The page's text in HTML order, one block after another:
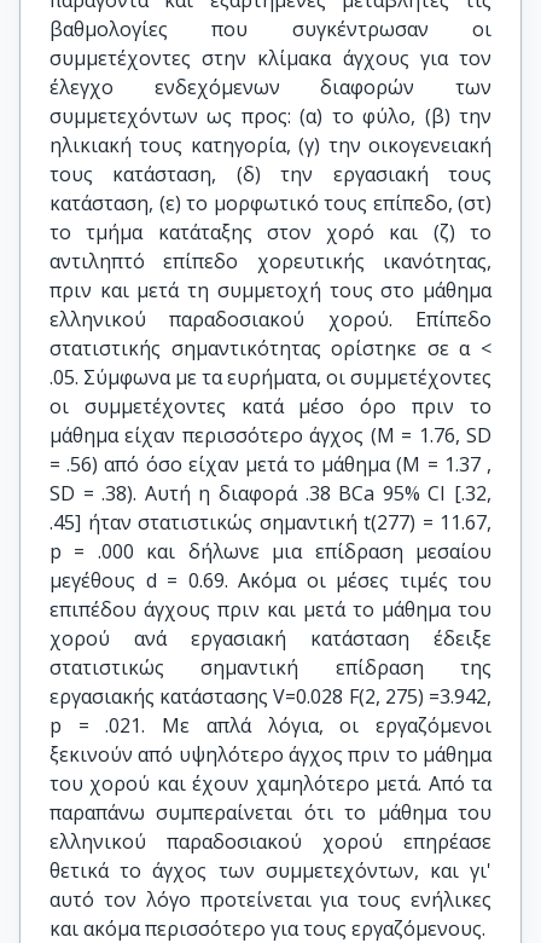
βαθμολογίες που συγκέντρωσαν οι
συμμετέχοντες στην κλίμακα άγχους για τον
έλεγχο ενδεχόμενων διαφορών των
συμμετεχόντων ως προς: (α) το φύλο, (β) την
ηλικιακή τους κατηγορία, (γ) την οικογενειακή
τους κατάσταση, (δ) την εργασιακή τους
κατάσταση, (ε) το μορφωτικό τους επίπεδο, (στ)
το τμήμα κατάταξης στον χορό και (ζ) το
αντιληπτό επίπεδο χορευτικής ικανότητας,
πριν και μετά τη συμμετοχή τους στο μάθημα
ελληνικού παραδοσιακού χορού. Επίπεδο
στατιστικής σημαντικότητας ορίστηκε σε α <
.05. Σύμφωνα με τα ευρήματα, οι συμμετέχοντες
οι συμμετέχοντες κατά μέσο όρο πριν το
μάθημα είχαν περισσότερο άγχος (M = 1.76, SD
= .56) από όσο είχαν μετά το μάθημα (M = 1.37 ,
SD = .38). Αυτή η διαφορά .38 BCa 95% CI [.32,
.45] ήταν στατιστικώς σημαντική t(277) = 11.67,
p = .000 και δήλωνε μια επίδραση μεσαίου
μεγέθους d = 0.69. Ακόμα οι μέσες τιμές του
επιπέδου άγχους πριν και μετά το μάθημα του
χορού ανά εργασιακή κατάσταση έδειξε
στατιστικώς σημαντική επίδραση της
εργασιακής κατάστασης V=0.028 F(2, 275) =3.942,
p = .021. Με απλά λόγια, οι εργαζόμενοι
ξεκινούν από υψηλότερο άγχος πριν το μάθημα
του χορού και έχουν χαμηλότερο μετά. Από τα
παραπάνω συμπεραίνεται ότι το μάθημα του
ελληνικού παραδοσιακού χορού επηρέασε
θετικά το άγχος των συμμετεχόντων, και γι'
αυτό τον λόγο προτείνεται για τους ενήλικες
και ακόμα περισσότερο για τους εργαζόμενους.